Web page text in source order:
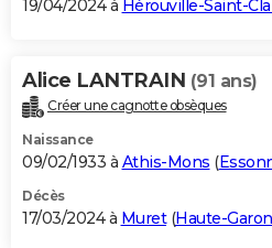
19/04/2024 à Hérouville-Saint-
Alice LANTRAIN (91 ans)
Créer une cagnotte obsèques
Naissance
09/02/1933 à Athis-Mons (
Décès
17/03/2024 à Muret(Haute-